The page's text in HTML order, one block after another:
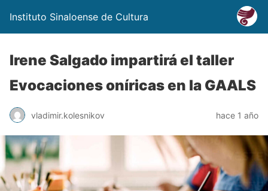
Instituto Sinaloense de Cultura
Irene Salgado impartirá el taller
Evocaciones oníricas en la GAALS
vladimir.kolesnikov hace 1 año